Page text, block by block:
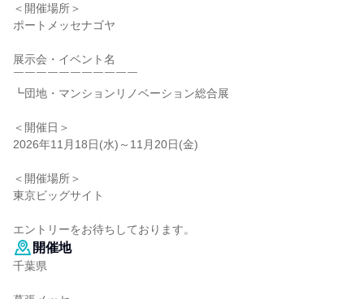
＜開催場所＞
ポートメッセナゴヤ
展示会・イベント名
￣￣￣￣￣￣￣￣￣￣￣
┗団地・マンションリノベーション総合展
＜開催日＞
2026年11月18日(水)～11月20日(金)
＜開催場所＞
東京ビッグサイト
エントリーをお待ちしております。
開催地
千葉県